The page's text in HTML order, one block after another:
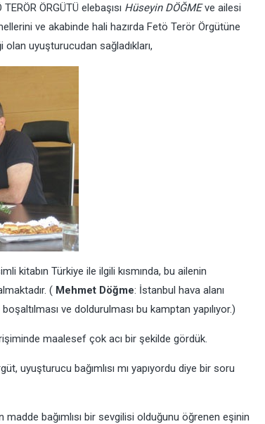
ÖRGÜTÜ elebaşısı Hüseyin DÖĞMEve ailesi
ve akabinde hali hazırda Fetö Terör Örgütüne
uyuşturucudan sağladıkları,
kitabın Türkiye ile ilgili kısmında, bu ailenin
( Mehmet Döğme: İstanbul hava alanı
ve doldurulması bu kamptan yapılıyor.)
maalesef çok acı bir şekilde gördük.
uyuşturucu bağımlısı mı yapıyordu diye bir soru
madde bağımlısı bir sevgilisi olduğunu öğrenen eşinin